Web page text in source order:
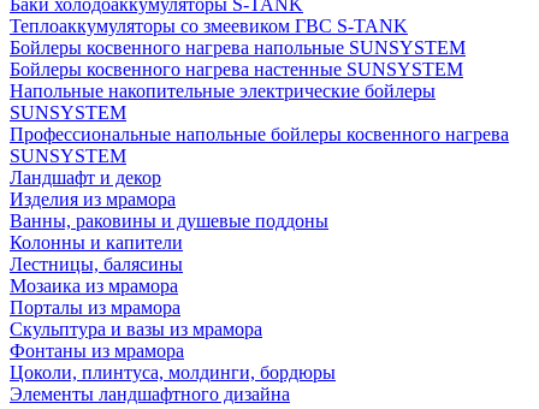
Баки холодоаккумуляторы S-TANK
Теплоаккумуляторы со змеевиком ГВС S-TANK
Бойлеры косвенного нагрева напольные SUNSYSTEM
Бойлеры косвенного нагрева настенные SUNSYSTEM
Напольные накопительные электрические бойлеры
SUNSYSTEM
Профессиональные напольные бойлеры косвенного нагрева
SUNSYSTEM
Ландшафт и декор
Изделия из мрамора
Ванны, раковины и душевые поддоны
Колонны и капители
Лестницы, балясины
Мозаика из мрамора
Порталы из мрамора
Скульптура и вазы из мрамора
Фонтаны из мрамора
Цоколи, плинтуса, молдинги, бордюры
Элементы ландшафтного дизайна